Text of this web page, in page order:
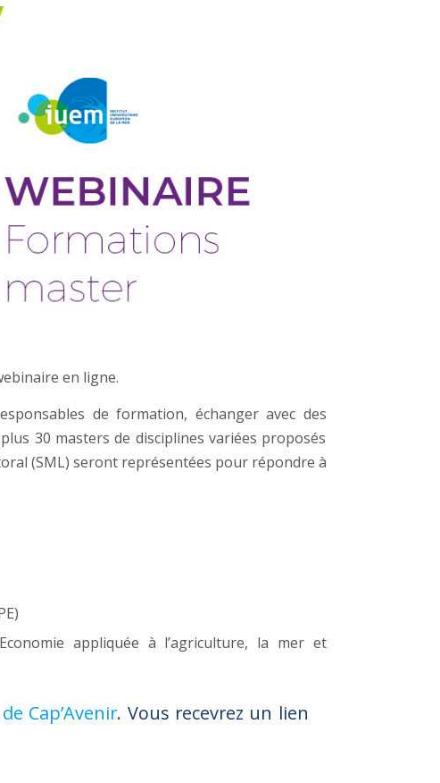
en ligne.
de formation, échanger avec des
30 masters de disciplines variées proposés
(SML) seront représentées pour répondre à
appliquée à l’agriculture, la mer et
Cap’Avenir. Vous recevrez un lien